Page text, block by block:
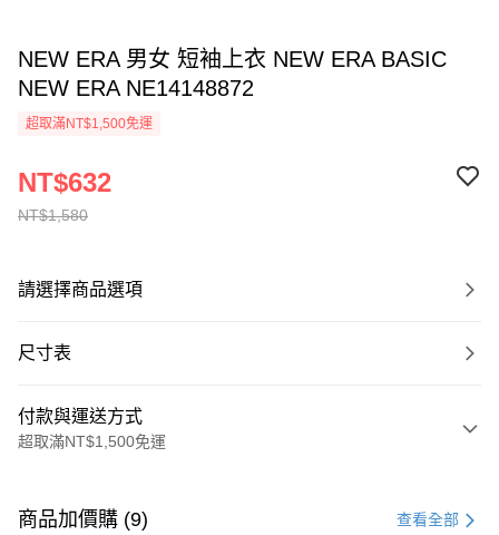
NEW ERA 男女 短袖上衣 NEW ERA BASIC
NEW ERA NE14148872
超取滿NT$1,500免運
NT$1,580
NT$632
請選擇商品選項
尺寸表
付款與運送方式
超取滿NT$1,500免運
信用卡一次付款
商品加價購 (9) 查看全部